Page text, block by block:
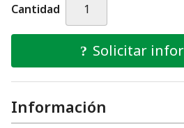
Cantidad
Solicitar
Información